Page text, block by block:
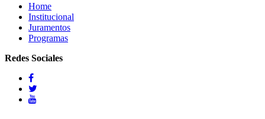
Home
Institucional
Juramentos
Programas
Redes Sociales